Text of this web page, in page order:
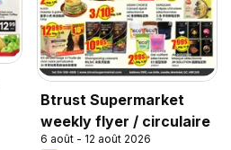
Btrust Supermarket
weekly flyer / circulaire
6 août - 12 août 2026